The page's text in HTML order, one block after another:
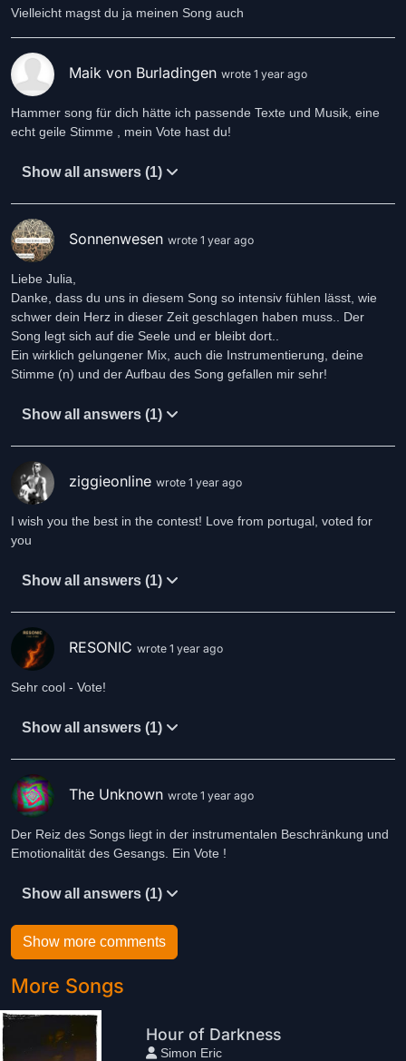
Vielleicht magst du ja meinen Song auch
Maik von Burladingen wrote 1 year ago
Hammer song für dich hätte ich passende Texte und Musik, eine
echt geile Stimme , mein Vote hast du!
Show all answers (1)
Sonnenwesen wrote 1 year ago
Liebe Julia,
Danke, dass du uns in diesem Song so intensiv fühlen lässt, wie
schwer dein Herz in dieser Zeit geschlagen haben muss.. Der
Song legt sich auf die Seele und er bleibt dort..
Ein wirklich gelungener Mix, auch die Instrumentierung, deine
Stimme (n) und der Aufbau des Song gefallen mir sehr!
Show all answers (1)
ziggieonline wrote 1 year ago
I wish you the best in the contest! Love from portugal, voted for
you
Show all answers (1)
RESONIC wrote 1 year ago
Sehr cool - Vote!
Show all answers (1)
The Unknown wrote 1 year ago
Der Reiz des Songs liegt in der instrumentalen Beschränkung und
Emotionalität des Gesangs. Ein Vote !
Show all answers (1)
Show more comments
More Songs
Hour of Darkness
Simon Eric